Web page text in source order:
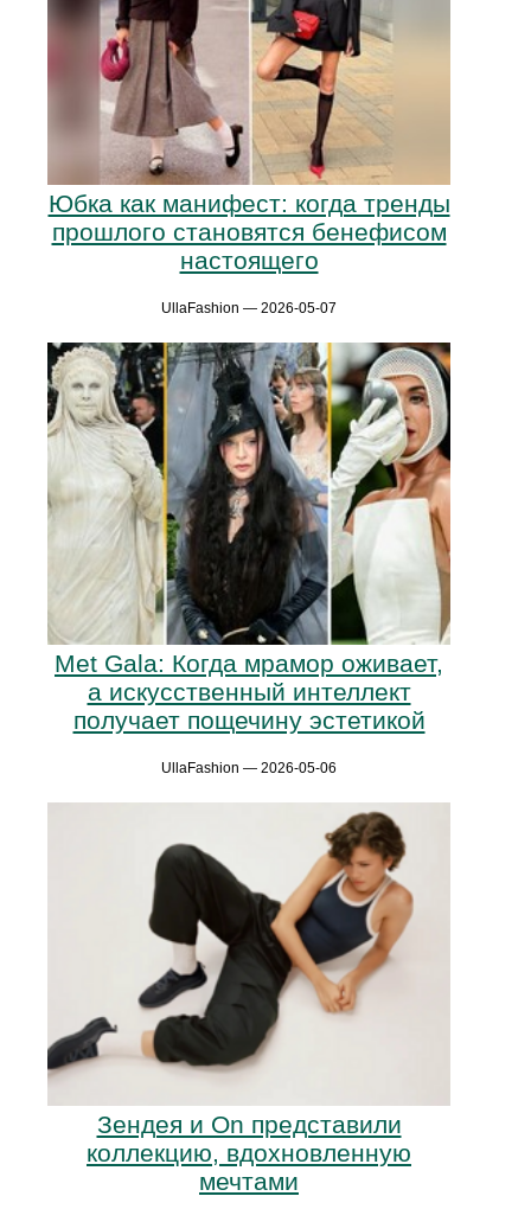
Юбка как манифест: когда тренды
прошлого становятся бенефисом
настоящего
UllaFashion — 2026-05-07
Met Gala: Когда мрамор оживает,
а искусственный интеллект
получает пощечину эстетикой
UllaFashion — 2026-05-06
Зендея и On представили
коллекцию, вдохновленную
мечтами